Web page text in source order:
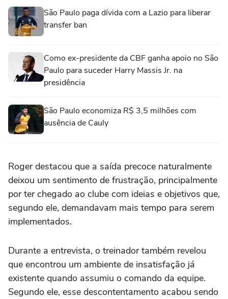
São Paulo paga dívida com a Lazio para liberar
transfer ban
Como ex-presidente da CBF ganha apoio no São
Paulo para suceder Harry Massis Jr. na
presidência
São Paulo economiza R$ 3,5 milhões com
ausência de Cauly
Roger destacou que a saída precoce naturalmente
deixou um sentimento de frustração, principalmente
por ter chegado ao clube com ideias e objetivos que,
segundo ele, demandavam mais tempo para serem
implementados.
Durante a entrevista, o treinador também revelou
que encontrou um ambiente de insatisfação já
existente quando assumiu o comando da equipe.
Segundo ele, esse descontentamento acabou sendo